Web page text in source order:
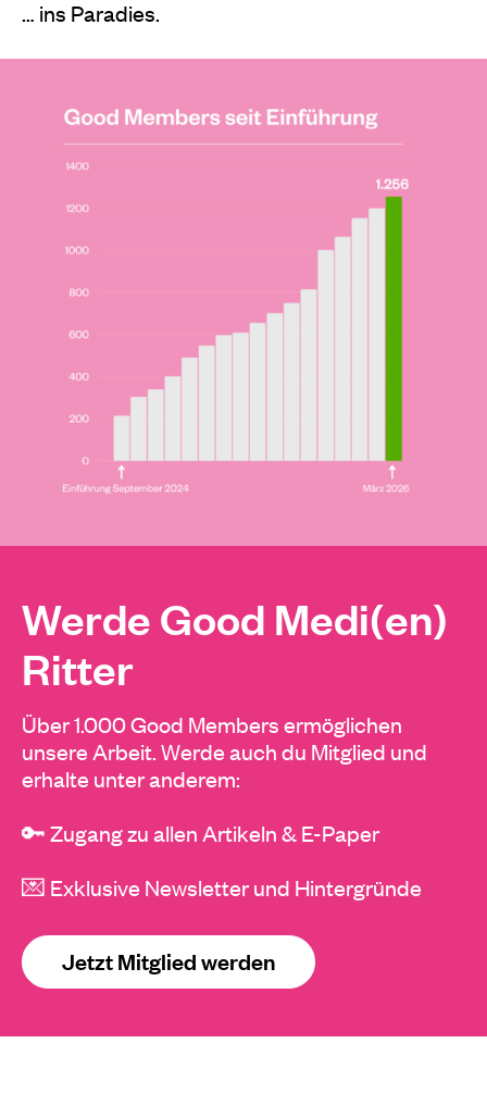
… ins Paradies.
Werde Good Medi(en)
Ritter
Über 1.000 Good Members ermöglichen
unsere Arbeit. Werde auch du Mitglied und
erhalte unter anderem:
🔑 Zugang zu allen Artikeln & E-Paper
💌 Exklusive Newsletter und Hintergründe
Jetzt Mitglied werden